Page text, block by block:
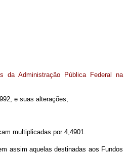
da Administração Pública Federal na
e suas alterações,
multiplicadas por 4,4901.
assim aquelas destinadas aos Fundos